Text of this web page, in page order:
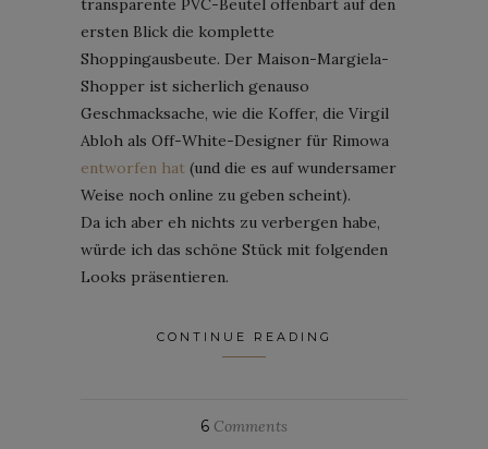
ersten Blick die komplette
Shoppingausbeute. Der Maison-Margiela-
Shopper ist sicherlich genauso
Geschmacksache, wie die Koffer, die Virgil
Abloh als Off-White-Designer für Rimowa
entworfen hat (und die es auf wundersamer
Weise noch online zu geben scheint).
Da ich aber eh nichts zu verbergen habe,
würde ich das schöne Stück mit folgenden
Looks präsentieren.
CONTINUE READING
6 Comments